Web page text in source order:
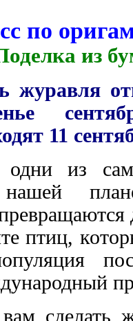
по
из
11
из
птиц,
сделать